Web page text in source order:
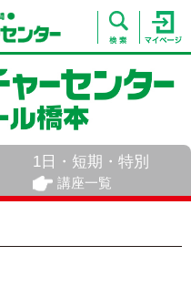
1日・短期・特別
講座一覧